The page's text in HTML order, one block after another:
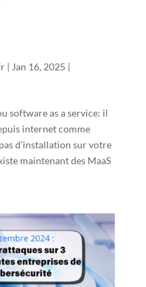
| Jan 16, 2025 |
software as a service: il
internet comme
d’installation sur votre
maintenant des MaaS